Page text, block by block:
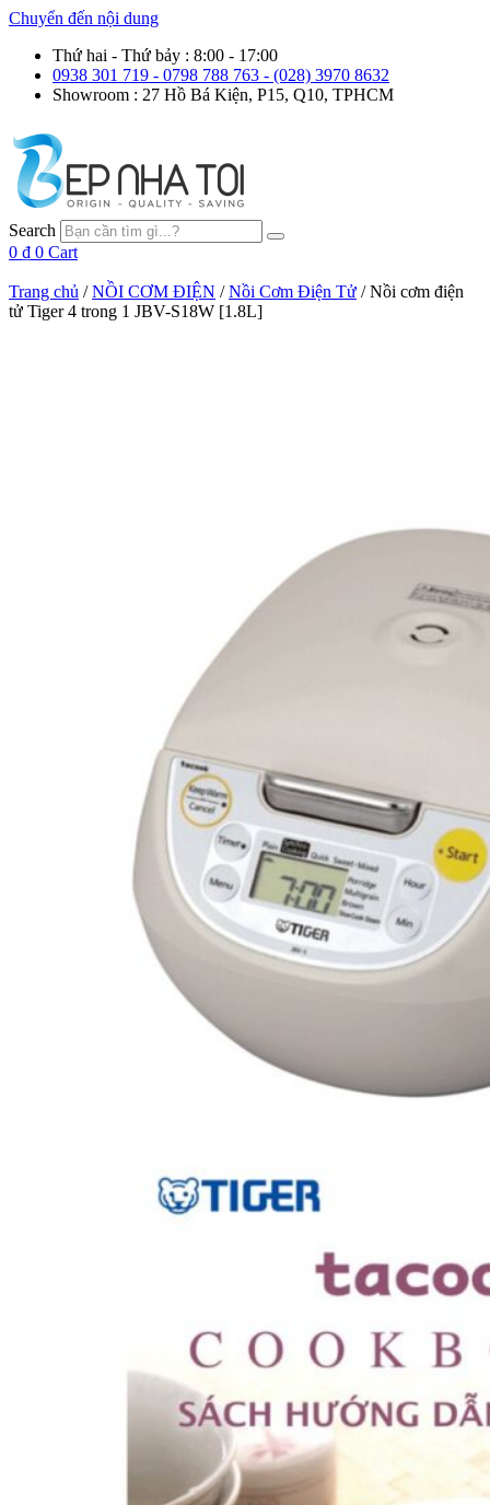
Chuyển đến nội dung
Thứ hai - Thứ bảy : 8:00 - 17:00
0938 301 719 - 0798 788 763 - (028) 3970 8632
Showroom : 27 Hồ Bá Kiện, P15, Q10, TPHCM
Search
0 ₫ 0 Cart
Trang chủ /NỒI CƠM ĐIỆN /Nồi Cơm Điện Tử / Nồi cơm điện
tử Tiger 4 trong 1 JBV-S18W [1.8L]